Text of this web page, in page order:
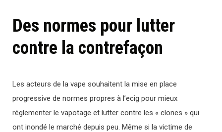
Des normes pour lutter
contre la contrefaçon
Les acteurs de la vape souhaitent la mise en place
progressive de normes propres à l’ecig pour mieux
réglementer le vapotage et lutter contre les « clones » qui
ont inondé le marché depuis peu. Même si la victime de